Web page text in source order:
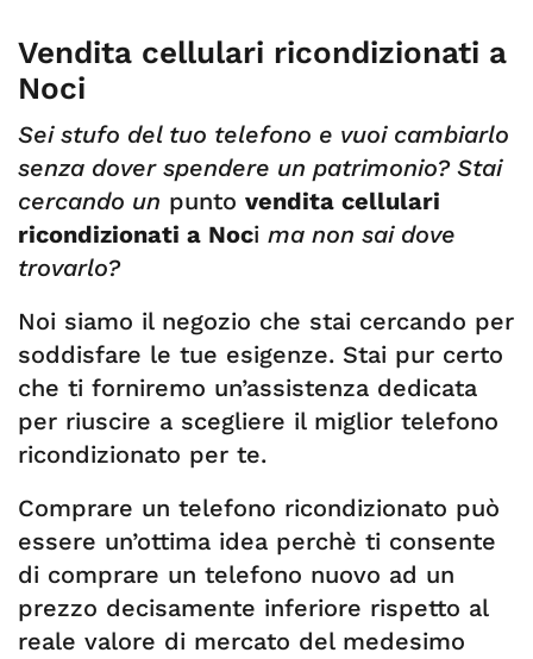
Vendita cellulari ricondizionati a
Noci
Sei stufo del tuo telefono e vuoi cambiarlo
senza dover spendere un patrimonio? Stai
cercando un punto vendita cellulari
ricondizionati a Noci ma non sai dove
trovarlo?
Noi siamo il negozio che stai cercando per
soddisfare le tue esigenze. Stai pur certo
che ti forniremo un’assistenza dedicata
per riuscire a scegliere il miglior telefono
ricondizionato per te.
Comprare un telefono ricondizionato può
essere un’ottima idea perchè ti consente
di comprare un telefono nuovo ad un
prezzo decisamente inferiore rispetto al
reale valore di mercato del medesimo